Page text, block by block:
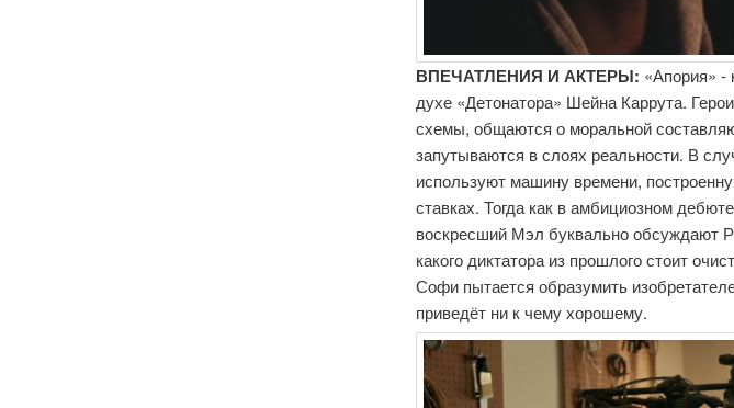
ВПЕЧАТЛЕНИЯ И АКТЕРЫ: «Апория» -
духе «Детонатора» Шейна Каррута.
схемы, общаются о моральной
запутываются в слоях реальности. В
используют машину времени,
ставках. Тогда как в амбициозном
воскресший Мэл буквально обсуждают
какого диктатора из прошлого стоит
Софи пытается образумить
приведёт ни к чему хорошему.